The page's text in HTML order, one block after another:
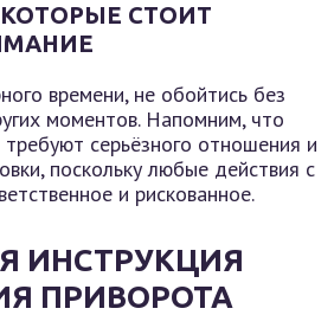
СТОИТ
времени, не обойтись без
моментов. Напомним, что
требуют серьёзного отношения и
поскольку любые действия с
и рискованное.
ИНСТРУКЦИЯ
ПРИВОРОТА